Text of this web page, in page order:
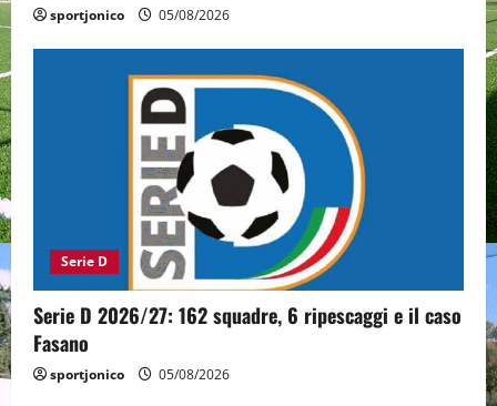
sportjonico 05/08/2026
Serie D
Serie D 2026/27: 162 squadre, 6 ripescaggi e il caso
Fasano
sportjonico 05/08/2026